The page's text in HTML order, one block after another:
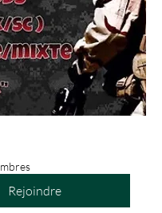
Rejoindre